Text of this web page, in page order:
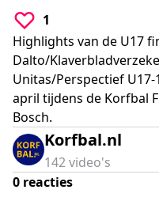
1
Highlights van de U17
Dalto/
Unitas/Perspectief
april tijdens de Korfbal
Bosch.
Korfbal.nl
142video's
0 reacties